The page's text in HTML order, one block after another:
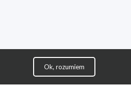
Ok, rozumiem